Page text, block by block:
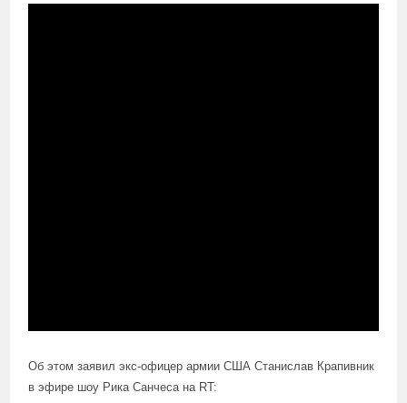
Об этом заявил экс-офицер армии США Станислав Крапивник
в эфире шоу Рика Санчеса на RT: